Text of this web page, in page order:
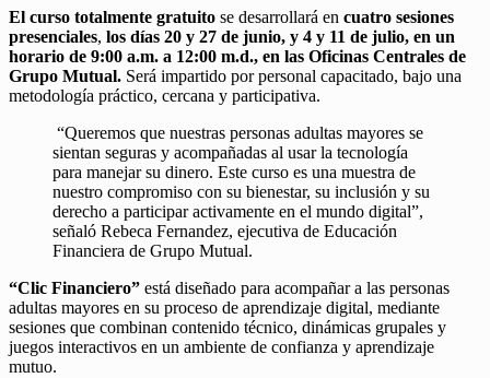
El curso totalmente gratuito se desarrollará en cuatro sesiones
presenciales, los días 20 y 27 de junio, y 4 y 11 de julio, en un
horario de 9:00 a.m. a 12:00 m.d., en las Oficinas Centrales de
Grupo Mutual. Será impartido por personal capacitado, bajo una
metodología práctico, cercana y participativa.
“Queremos que nuestras personas adultas mayores se
sientan seguras y acompañadas al usar la tecnología
para manejar su dinero. Este curso es una muestra de
nuestro compromiso con su bienestar, su inclusión y su
derecho a participar activamente en el mundo digital”,
señaló Rebeca Fernandez, ejecutiva de Educación
Financiera de Grupo Mutual.
“Clic Financiero” está diseñado para acompañar a las personas
adultas mayores en su proceso de aprendizaje digital, mediante
sesiones que combinan contenido técnico, dinámicas grupales y
juegos interactivos en un ambiente de confianza y aprendizaje
mutuo.